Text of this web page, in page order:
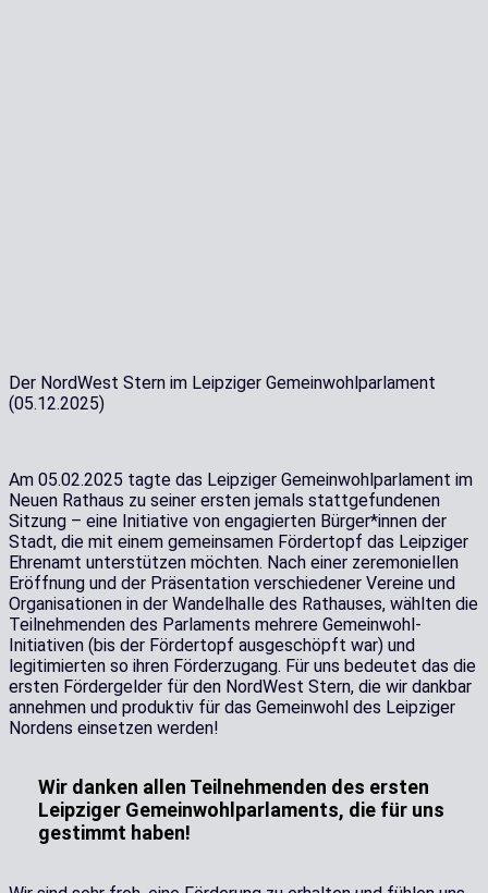
Der NordWest Stern im Leipziger Gemeinwohlparlament
(05.12.2025)
Am 05.02.2025 tagte das Leipziger Gemeinwohlparlament im
Neuen Rathaus zu seiner ersten jemals stattgefundenen
Sitzung – eine Initiative von engagierten Bürger*innen der
Stadt, die mit einem gemeinsamen Fördertopf das Leipziger
Ehrenamt unterstützen möchten. Nach einer zeremoniellen
Eröffnung und der Präsentation verschiedener Vereine und
Organisationen in der Wandelhalle des Rathauses, wählten die
Teilnehmenden des Parlaments mehrere Gemeinwohl-
Initiativen (bis der Fördertopf ausgeschöpft war) und
legitimierten so ihren Förderzugang. Für uns bedeutet das die
ersten Fördergelder für den NordWest Stern, die wir dankbar
annehmen und produktiv für das Gemeinwohl des Leipziger
Nordens einsetzen werden!
Wir danken allen Teilnehmenden des ersten
Leipziger Gemeinwohlparlaments, die für uns
gestimmt haben!